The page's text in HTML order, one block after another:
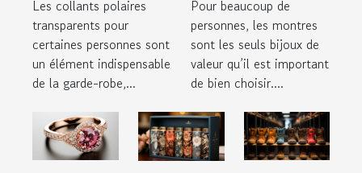
transparents ?
Les collants polaires
transparents pour
certaines personnes sont
un élément indispensable
de la garde-robe,...
?
Pour beaucoup de
personnes, les montres
sont les seuls bijoux de
valeur qu’il est important
de bien choisir....